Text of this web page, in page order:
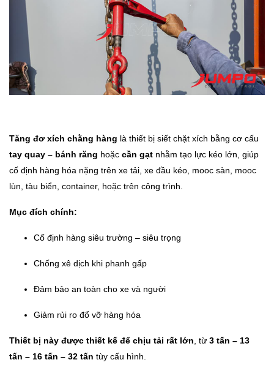
Tăng đơ xích chằng hàng là thiết bị siết chặt xích bằng cơ cấu
tay quay – bánh răng hoặc cần gạt nhằm tạo lực kéo lớn, giúp
cố định hàng hóa nặng trên xe tải, xe đầu kéo, mooc sàn, mooc
lùn, tàu biển, container, hoặc trên công trình.
Mục đích chính:
Cố định hàng siêu trường – siêu trọng
Chống xê dịch khi phanh gấp
Đảm bảo an toàn cho xe và người
Giảm rủi ro đổ vỡ hàng hóa
Thiết bị này được thiết kế để chịu tải rất lớn, từ 3 tấn – 13
tấn – 16 tấn – 32 tấn tùy cấu hình.